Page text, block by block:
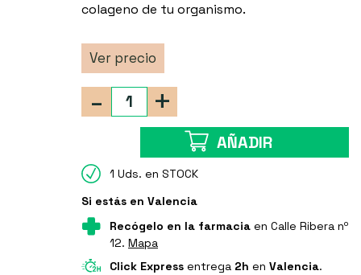
colageno de tu organismo.
Ver precio
+
-
AÑADIR
1 Uds. en STOCK
Si estás en Valencia
Recógelo en la farmacia en Calle Ribera nº
12.Mapa
Click Express entrega 2h enValencia.